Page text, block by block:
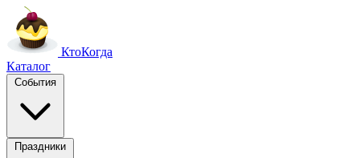
КтоКогда
Каталог
События
Праздники